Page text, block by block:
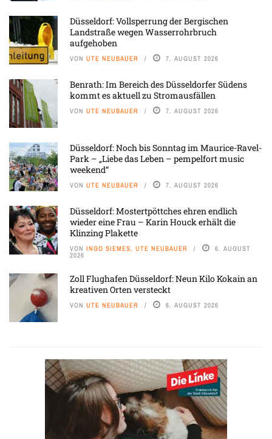
Düsseldorf: Vollsperrung der Bergischen
Landstraße wegen Wasserrohrbruch
aufgehoben
VON UTE NEUBAUER 7. AUGUST 2026
Benrath: Im Bereich des Düsseldorfer Südens
kommt es aktuell zu Stromausfällen
VON UTE NEUBAUER 7. AUGUST 2026
Düsseldorf: Noch bis Sonntag im Maurice-Ravel-
Park – „Liebe das Leben – pempelfort music
weekend“
VON UTE NEUBAUER 7. AUGUST 2026
Düsseldorf: Mostertpöttches ehren endlich
wieder eine Frau – Karin Houck erhält die
Klinzing Plakette
VON INGO SIEMES, UTE NEUBAUER 6. AUGUST
2026
Zoll Flughafen Düsseldorf: Neun Kilo Kokain an
kreativen Orten versteckt
VON UTE NEUBAUER 6. AUGUST 2026